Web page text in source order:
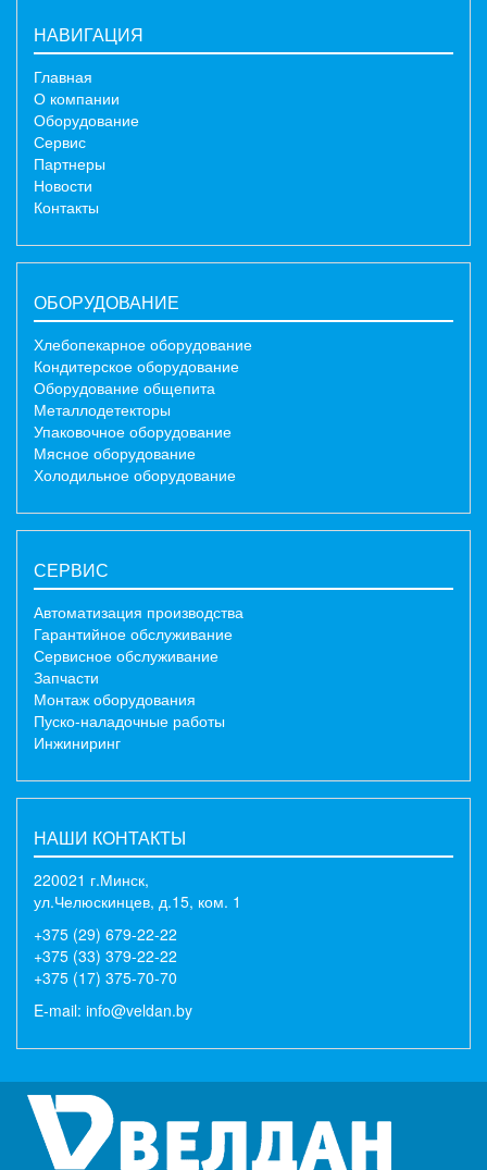
НАВИГАЦИЯ
Главная
О компании
Оборудование
Сервис
Партнеры
Новости
Контакты
ОБОРУДОВАНИЕ
Хлебопекарное оборудование
Кондитерское оборудование
Оборудование общепита
Металлодетекторы
Упаковочное оборудование
Мясное оборудование
Холодильное оборудование
СЕРВИС
Автоматизация производства
Гарантийное обслуживание
Сервисное обслуживание
Запчасти
Монтаж оборудования
Пуско-наладочные работы
Инжиниринг
НАШИ КОНТАКТЫ
220021 г.Минск,
ул.Челюскинцев, д.15, ком. 1
+375 (29) 679-22-22
+375 (33) 379-22-22
+375 (17) 375-70-70
E-mail: info@veldan.by